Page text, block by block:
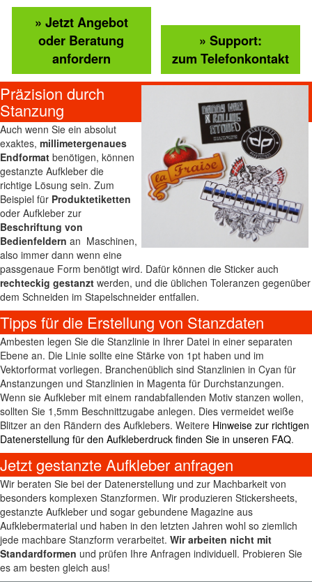
» Jetzt Angebot
oder Beratung
anfordern
» Support:
zum Telefonkontakt
Präzision durch
Stanzung
Auch wenn Sie ein absolut
exaktes, millimetergenaues
Endformat benötigen, können
gestanzte Aufkleber die
richtige Lösung sein. Zum
Beispiel für Produktetiketten
oder Aufkleber zur
Beschriftung von
Bedienfeldern an Maschinen,
also immer dann wenn eine
passgenaue Form benötigt wird. Dafür können die Sticker auch
rechteckig gestanzt werden, und die üblichen Toleranzen gegenüber
dem Schneiden im Stapelschneider entfallen.
Tipps für die Erstellung von Stanzdaten
Ambesten legen Sie die Stanzlinie in Ihrer Datei in einer separaten
Ebene an. Die Linie sollte eine Stärke von 1pt haben und im
Vektorformat vorliegen. Branchenüblich sind Stanzlinien in Cyan für
Anstanzungen und Stanzlinien in Magenta für Durchstanzungen.
Wenn sie Aufkleber mit einem randabfallenden Motiv stanzen wollen,
sollten Sie 1,5mm Beschnittzugabe anlegen. Dies vermeidet weiße
Blitzer an den Rändern des Aufklebers. Weitere Hinweise zur richtigen
Datenerstellung für den Aufkleberdruck finden Sie in unseren FAQ.
Jetzt gestanzte Aufkleber anfragen
Wir beraten Sie bei der Datenerstellung und zur Machbarkeit von
besonders komplexen Stanzformen. Wir produzieren Stickersheets,
gestanzte Aufkleber und sogar gebundene Magazine aus
Aufklebermaterial und haben in den letzten Jahren wohl so ziemlich
jede machbare Stanzform verarbeitet. Wir arbeiten nicht mit
Standardformen und prüfen Ihre Anfragen individuell. Probieren Sie
es am besten gleich aus!